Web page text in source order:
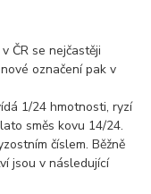
ČR se nejčastěji
označení pak v
1/24 hmotnosti, ryzí
směs kovu 14/24.
číslem. Běžně
jsou v následující